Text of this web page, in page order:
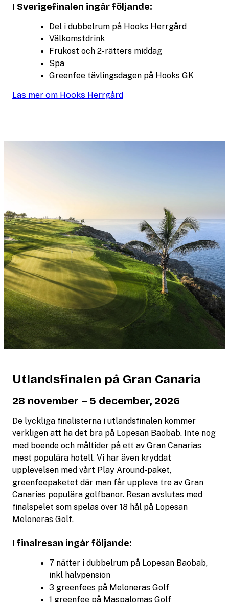
I Sverigefinalen ingår följande:
Del i dubbelrum på Hooks Herrgård
Välkomstdrink
Frukost och 2-rätters middag
Spa
Greenfee tävlingsdagen på Hooks GK
Läs mer om Hooks Herrgård
Utlandsfinalen på Gran Canaria
28 november – 5 december, 2026
De lyckliga finalisterna i utlandsfinalen kommer
verkligen att ha det bra på Lopesan Baobab. Inte nog
med boende och måltider på ett av Gran Canarias
mest populära hotell. Vi har även kryddat
upplevelsen med vårt Play Around-paket,
greenfeepaketet där man får uppleva tre av Gran
Canarias populära golfbanor. Resan avslutas med
finalspelet som spelas över 18 hål på Lopesan
Meloneras Golf.
I finalresan ingår följande:
7 nätter i dubbelrum på Lopesan Baobab,
inkl halvpension
3 greenfees på Meloneras Golf
1 greenfee på Maspalomas Golf